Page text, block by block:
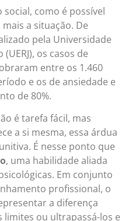
como é possível
a situação. De
pela Universidade
os casos de
entre os 1.460
e os de ansiedade e
de 80%.
é tarefa fácil, mas
a si mesma, essa árdua
É nesse ponto que
, uma habilidade aliada
Em conjunto
profissional, o
a diferença
ou ultrapassá-los e